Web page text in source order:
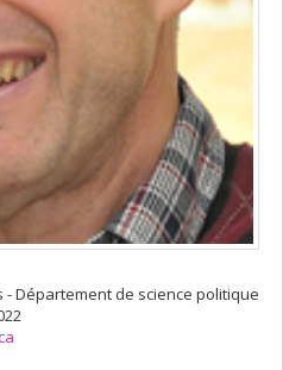
Département de science politique